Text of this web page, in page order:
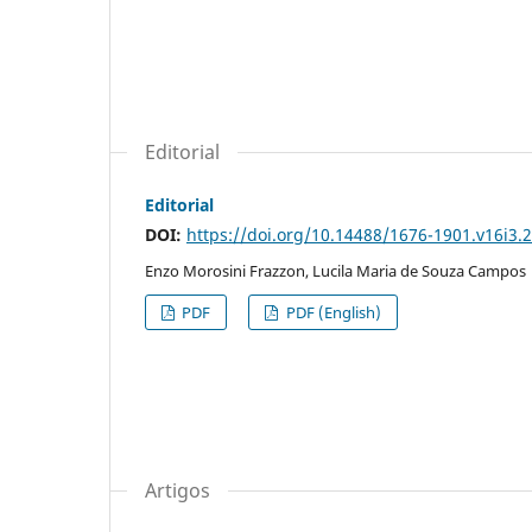
Editorial
Editorial
DOI: https://doi.org/10.14488/1676-
Enzo Morosini Frazzon, Lucila Maria de Souza Campos
PDF
PDF (English)
Artigos